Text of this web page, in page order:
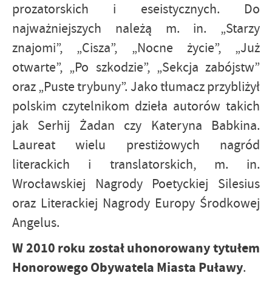
prozatorskich i eseistycznych. Do
najważniejszych należą m. in. „Starzy
znajomi”, „Cisza”, „Nocne życie”, „Już
otwarte”, „Po szkodzie”, „Sekcja zabójstw”
oraz „Puste trybuny”. Jako tłumacz przybliżył
polskim czytelnikom dzieła autorów takich
jak Serhij Żadan czy Kateryna Babkina.
Laureat wielu prestiżowych nagród
literackich i translatorskich, m. in.
Wrocławskiej Nagrody Poetyckiej Silesius
oraz Literackiej Nagrody Europy Środkowej
Angelus.
W 2010 roku został uhonorowany tytułem
Honorowego Obywatela Miasta Puławy.